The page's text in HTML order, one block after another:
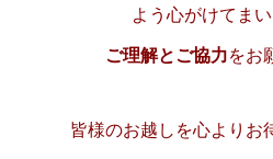
よう心がけてま
ご理解とご協力をお
皆様のお越しを心よりお